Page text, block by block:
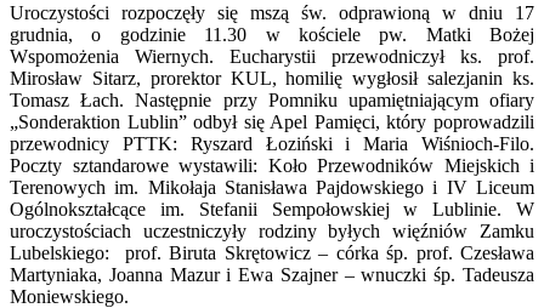
Uroczystości rozpoczęły się mszą św. odprawioną w dniu 17
grudnia, o godzinie 11.30 w kościele pw. Matki Bożej
Wspomożenia Wiernych. Eucharystii przewodniczył ks. prof.
Mirosław Sitarz, prorektor KUL, homilię wygłosił salezjanin ks.
Tomasz Łach. Następnie przy Pomniku upamiętniającym ofiary
„Sonderaktion Lublin” odbył się Apel Pamięci, który poprowadzili
przewodnicy PTTK: Ryszard Łoziński i Maria Wiśnioch-Filo.
Poczty sztandarowe wystawili: Koło Przewodników Miejskich i
Terenowych im. Mikołaja Stanisława Pajdowskiego i IV Liceum
Ogólnokształcące im. Stefanii Sempołowskiej w Lublinie. W
uroczystościach uczestniczyły rodziny byłych więźniów Zamku
Lubelskiego: prof. Biruta Skrętowicz – córka śp. prof. Czesława
Martyniaka, Joanna Mazur i Ewa Szajner – wnuczki śp. Tadeusza
Moniewskiego.